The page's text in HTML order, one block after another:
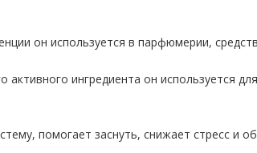
он используется в парфюмерии,
ингредиента он используется
помогает заснуть, снижает стресс и